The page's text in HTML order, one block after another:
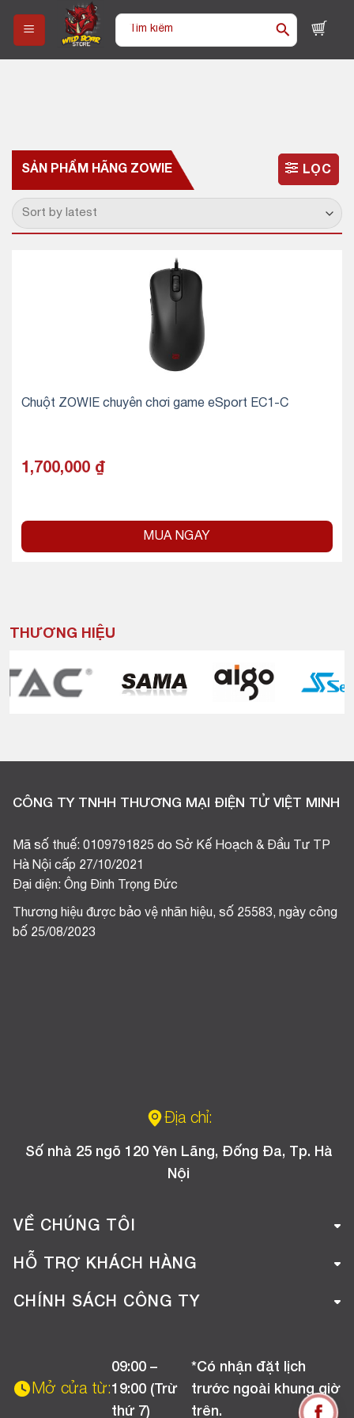
content
Tìm
SẢN PHẨM HÃNG ZOWIE LỌC
Chuột ZOWIE chuyên chơi game eSport EC1-C
1,700,000 ₫
MUA NGAY
THƯƠNG HIỆU
CÔNG TY TNHH THƯƠNG MẠI ĐIỆN TỬ VIỆT MINH
Mã số thuế: 0109791825 do Sở Kế Hoạch & Đầu Tư TP
Hà Nội cấp 27/10/2021
Đại diện: Ông Đinh Trọng Đức
Thương hiệu được bảo vệ nhãn hiệu, số 25583, ngày công
bố 25/08/2023
Địa chỉ:
Số nhà 25 ngõ 120 Yên Lãng, Đống Đa, Tp. Hà
Nội
VỀ CHÚNG TÔI
Giới thiệu công ty
Tuyển dụng
HỖ TRỢ KHÁCH HÀNG
Hướng dẫn mua hàng online
Chương trình khuyến mãi
CHÍNH SÁCH CÔNG TY
Chính sách bảo hành
Mở cửa từ:
09:00 –
19:00 (Trừ
thứ 7)
*Có nhận đặt lịch
trước ngoài khung giờ
trên.